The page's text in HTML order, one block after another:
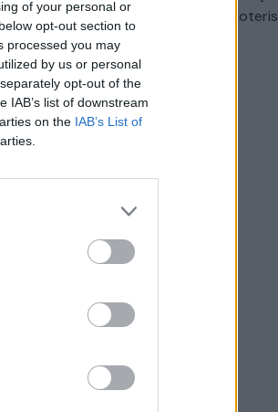
of your personal or
opt-out section to
processed you may
by us or personal
opt-out of the
IAB’s list of downstream
on the IAB’s List of
automobilis sužalojo dvi moteris
Žinios